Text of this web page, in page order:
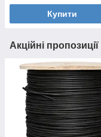
Купити
Акційні